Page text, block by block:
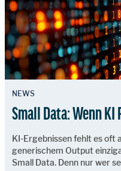
NEWS
Small Data: Wenn
KI-Ergebnissen fehlt es oft
generischem Output
Small Data. Denn nur wer